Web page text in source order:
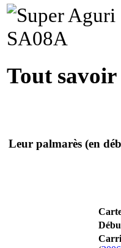
Tout savoir
Leur palmarès (en